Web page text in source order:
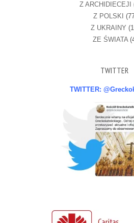
Z ARCHIDIECEJI
Z POLSKI
Z UKRAINY
ZE ŚWIATA
TWITTER
TWITTER: